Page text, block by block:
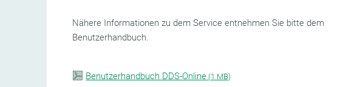
Nähere Informationen zu dem Service entnehmen Sie bitte dem
Benutzerhandbuch.
Benutzerhandbuch DDS-Online (1 MB)